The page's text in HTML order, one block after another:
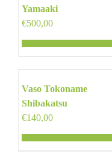
Yamaaki
€500,00
Vaso Tokoname
Shibakatsu
€140,00